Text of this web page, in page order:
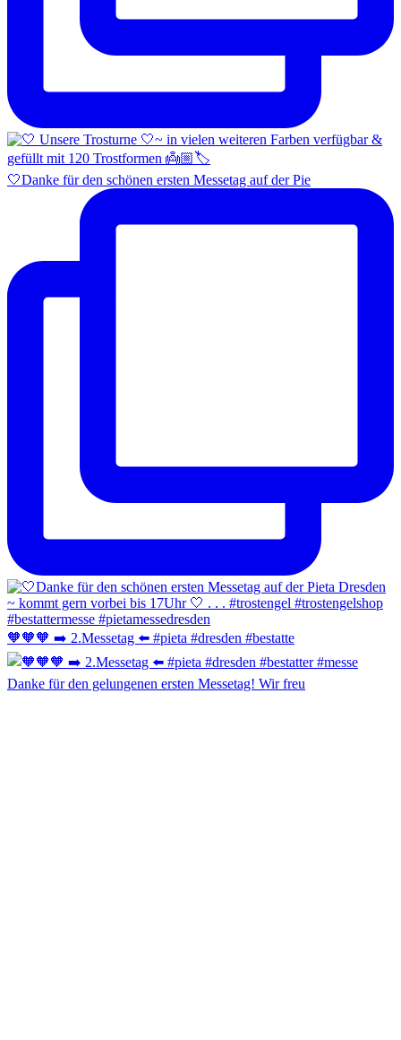
🤍Danke für den schönen ersten Messetag auf der Pie
🧡🧡🧡 ➡️ 2.Messetag ⬅️ #pieta #dresden #bestatte
Danke für den gelungenen ersten Messetag! Wir freu